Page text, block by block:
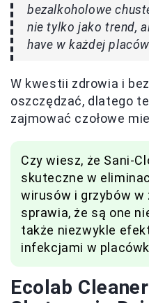
bezalkoholowe
nie tylko jako trend,
have w każdej
W kwestii zdrowia i
oszczędzać, dlatego
zajmować czołowe
Czy wiesz, że Sani-
skuteczne w
wirusów i grzybów w
sprawia, że są one
także niezwykle
infekcjami w
Ecolab